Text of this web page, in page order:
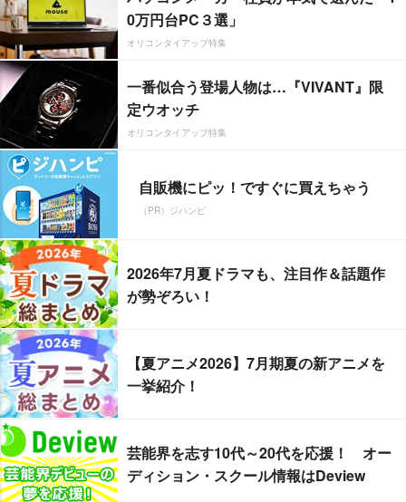
0万円台PC３選」
オリコンタイアップ特集
一番似合う登場人物は…『VIVANT』限
定ウオッチ
オリコンタイアップ特集
自販機にピッ！ですぐに買えちゃう
（PR）ジハンピ
2026年7月夏ドラマも、注目作＆話題作
が勢ぞろい！
【夏アニメ2026】7月期夏の新アニメを
一挙紹介！
芸能界を志す10代～20代を応援！ オー
ディション・スクール情報はDeview